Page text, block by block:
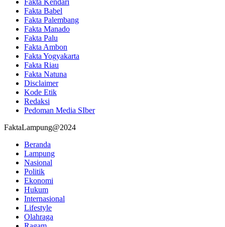
Fakta Babel
Fakta Palembang
Fakta Manado
Fakta Palu
Fakta Ambon
Fakta Yogyakarta
Fakta Riau
Fakta Natuna
Disclaimer
Kode Etik
Redaksi
Pedoman Media SIber
FaktaLampung@2024
Beranda
Lampung
Nasional
Politik
Ekonomi
Hukum
Internasional
Lifestyle
Olahraga